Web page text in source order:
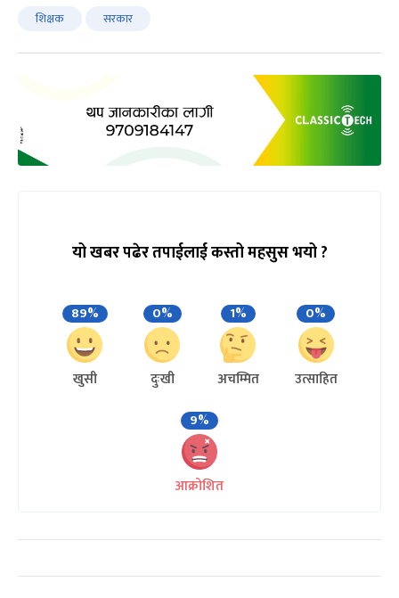
शिक्षक सरकार
यो खबर पढेर तपाईलाई कस्तो महसुस भयो ?
89%
खुसी
0%
दुःखी
1%
अचम्मित
0%
उत्साहित
9%
आक्रोशित